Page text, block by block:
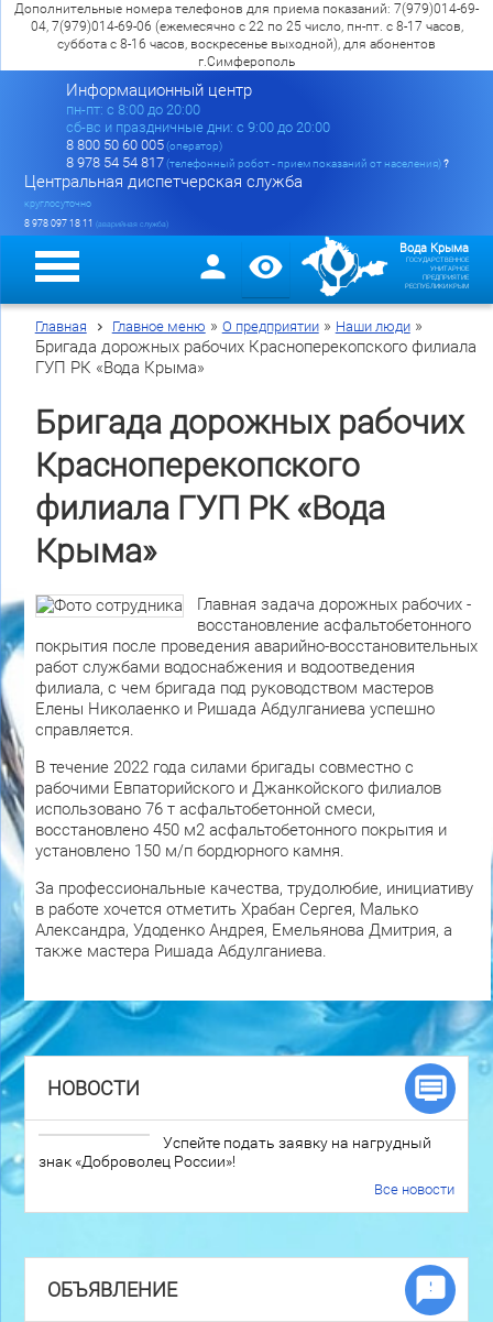
Дополнительные номера телефонов для приема показаний: 7(979)014-69-
04, 7(979)014-69-06 (ежемесячно с 22 по 25 число, пн-пт. с 8-17 часов,
суббота с 8-16 часов, воскресенье выходной), для абонентов
г.Симферополь
Информационный центр
пн-пт: c 8:00 до 20:00
сб-вс и праздничные дни: с 9:00 до 20:00
8 800 50 60 005(оператор)
8 978 54 54 817(телефонный робот - прием показаний от населения)?
Центральная диспетчерская служба
круглосуточно
8 978 097 18 11 (аварийная служба)
Вода Крыма
ГОСУДАРСТВЕННОЕ
УНИТАРНОЕ
ПРЕДПРИЯТИЕ
РЕСПУБЛИКИ КРЫМ
Главная Главное меню » О предприятии» Наши люди»
Бригада дорожных рабочих Красноперекопского филиала
ГУП РК «Вода Крыма»
Бригада дорожных рабочих
Красноперекопского
филиала ГУП РК «Вода
Крыма»
Главная задача дорожных рабочих -
восстановление асфальтобетонного
покрытия после проведения аварийно-восстановительных
работ службами водоснабжения и водоотведения
филиала, с чем бригада под руководством мастеров
Елены Николаенко и Ришада Абдулганиева успешно
справляется.
В течение 2022 года силами бригады совместно с
рабочими Евпаторийского и Джанкойского филиалов
использовано 76 т асфальтобетонной смеси,
восстановлено 450 м2 асфальтобетонного покрытия и
установлено 150 м/п бордюрного камня.
За профессиональные качества, трудолюбие, инициативу
в работе хочется отметить Храбан Сергея, Малько
Александра, Удоденко Андрея, Емельянова Дмитрия, а
также мастера Ришада Абдулганиева.
НОВОСТИ
Успейте подать заявку на нагрудный
знак «Доброволец России»!
Все новости
ОБЪЯВЛЕНИЕ